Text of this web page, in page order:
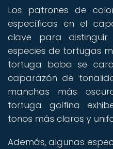
Los patrones de
específicas en el
clave para
especies de tortugas
tortuga boba se
caparazón de
manchas más
tortuga golfina
tonos más claros y
Además, algunas